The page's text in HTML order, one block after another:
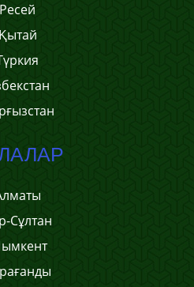
Ресей
Қытай
Сұлтан